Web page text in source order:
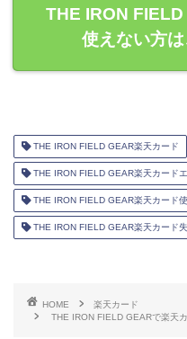
THE IRON
使えない方
THE IRON FIELD GEAR楽天カード
THE IRON FIELD GEAR楽天カード
THE IRON FIELD GEAR楽天カード
THE IRON FIELD GEAR楽天カード
HOME
楽天カード
THE IRON FIELD GEARで楽天